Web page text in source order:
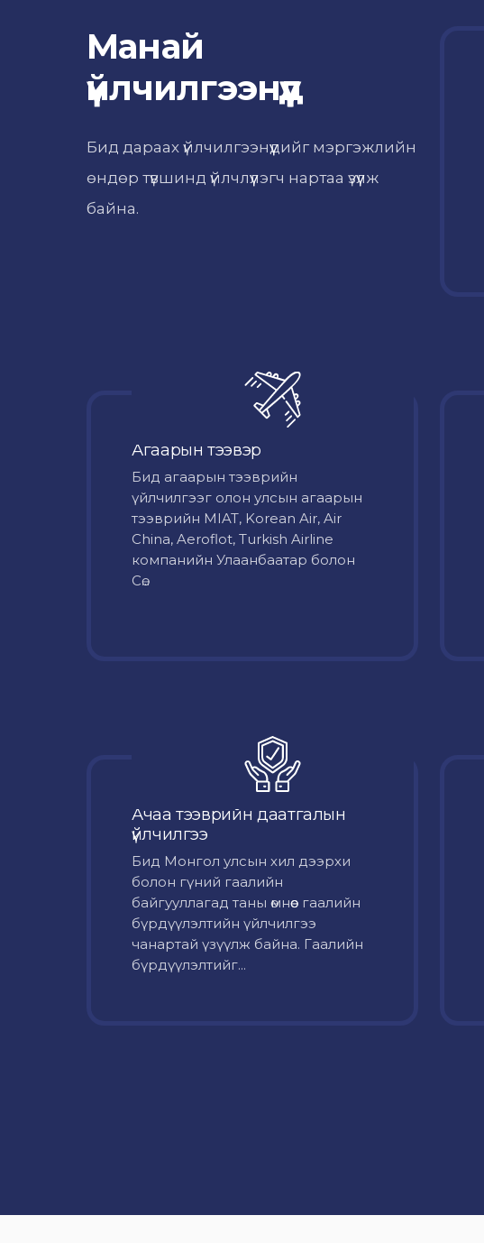
Манай
үйлчилгээнүүд
Бид дараах үйлчилгээнүүдийг мэргэжлийн
өндөр түвшинд үйлчлүүлэгч нартаа үзүүлж
байна.
Агаарын тээвэр
Бид агаарын тээврийн
үйлчилгээг олон улсын агаарын
тээврийн MIAT, Korean Air, Air
China, Aeroflot, Turkish Airline
компанийн Улаанбаатар болон
Сө...
Ачаа тээврийн даатгалын
үйлчилгээ
Бид Монгол улсын хил дээрхи
болон гүний гаалийн
байгууллагад таны өмнөөс гаалийн
бүрдүүлэлтийн үйлчилгээ
чанартай үзүүлж байна. Гаалийн
бүрдүүлэлтийг...